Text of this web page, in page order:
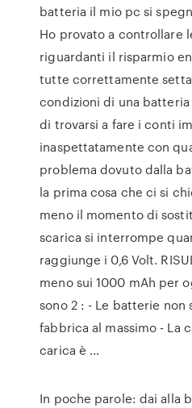
batteria il mio pc si
Ho provato a controllare
riguardanti il risparmio
tutte correttamente
condizioni di una
di trovarsi a fare i conti
inaspettatamente con
problema dovuto dalla
la prima cosa che ci si
meno il momento di
scarica si interrompe
raggiunge i 0,6 Volt.
meno sui 1000 mAh per
sono 2 : - Le batterie non
fabbrica al massimo - La
carica è …
In poche parole: dai alla